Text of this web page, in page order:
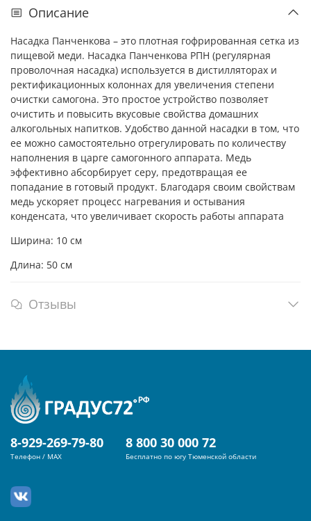
Описание
Насадка Панченкова – это плотная гофрированная сетка из
пищевой меди. Насадка Панченкова РПН (регулярная
проволочная насадка) используется в дистилляторах и
ректификационных колоннах для увеличения степени
очистки самогона. Это простое устройство позволяет
очистить и повысить вкусовые свойства домашних
алкогольных напитков. Удобство данной насадки в том, что
ее можно самостоятельно отрегулировать по количеству
наполнения в царге самогонного аппарата. Медь
эффективно абсорбирует серу, предотвращая ее
попадание в готовый продукт. Благодаря своим свойствам
медь ускоряет процесс нагревания и остывания
конденсата, что увеличивает скорость работы аппарата
Ширина: 10 см
Длина: 50 см
Отзывы
8-929-269-79-80
Телефон / MAX
8 800 30 000 72
Бесплатно по югу Тюменской области